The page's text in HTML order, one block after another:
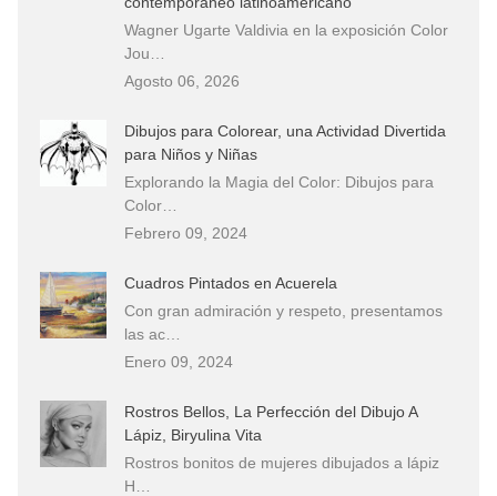
Wagner Ugarte Valdivia en la exposición Color
Jou…
Agosto 06, 2026
Dibujos para Colorear, una Actividad Divertida
para Niños y Niñas
Explorando la Magia del Color: Dibujos para
Color…
Febrero 09, 2024
Cuadros Pintados en Acuerela
Con gran admiración y respeto, presentamos
las ac…
Enero 09, 2024
Rostros Bellos, La Perfección del Dibujo A
Lápiz, Biryulina Vita
Rostros bonitos de mujeres dibujados a lápiz
H…